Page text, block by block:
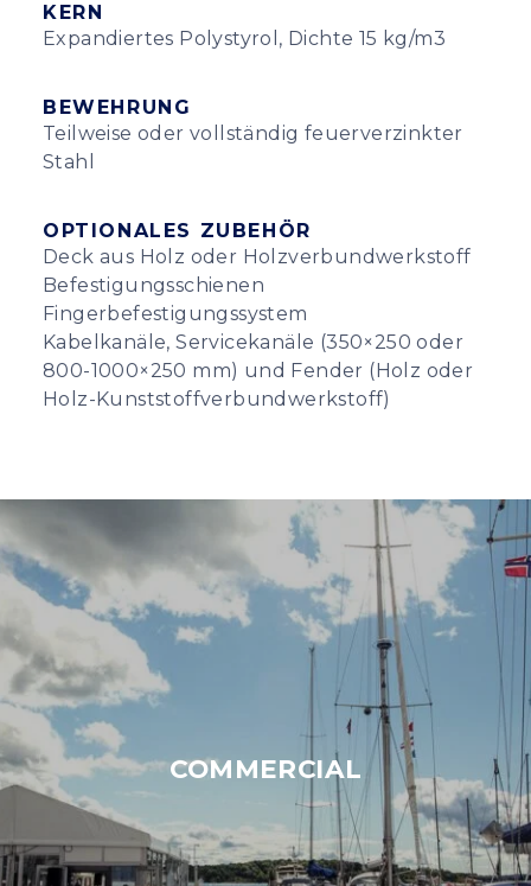
KERN
Expandiertes Polystyrol, Dichte 15 kg/m3
BEWEHRUNG
Teilweise oder vollständig feuerverzinkter
Stahl
OPTIONALES ZUBEHÖR
Deck aus Holz oder Holzverbundwerkstoff
Befestigungsschienen
Fingerbefestigungssystem
Kabelkanäle, Servicekanäle (350×250 oder
800-1000×250 mm) und Fender (Holz oder
Holz-Kunststoffverbundwerkstoff)
COMMERCIAL